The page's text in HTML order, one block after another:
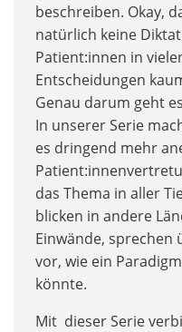
beschreiben. Okay,
natürlich keine
Patient:innen in
Entscheidungen
Genau darum geht
In unserer Serie
es dringend mehr
das Thema in aller
blicken in andere
Einwände, sprechen
vor, wie ein
könnte.
Mit dieser Serie